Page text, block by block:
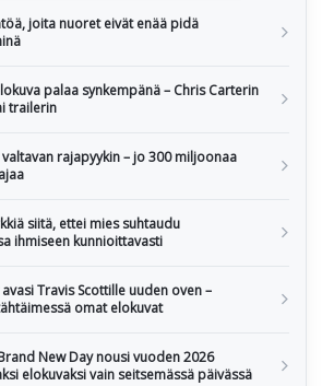
joita nuoret eivät enää pidä
palaa synkempänä – Chris Carterin
trailerin
rajapyykin – jo 300 miljoonaa
siitä, ettei mies suhtaudu
ihmiseen kunnioittavasti
Travis Scottille uuden oven –
omat elokuvat
New Day nousi vuoden 2026
elokuvaksi vain seitsemässä päivässä